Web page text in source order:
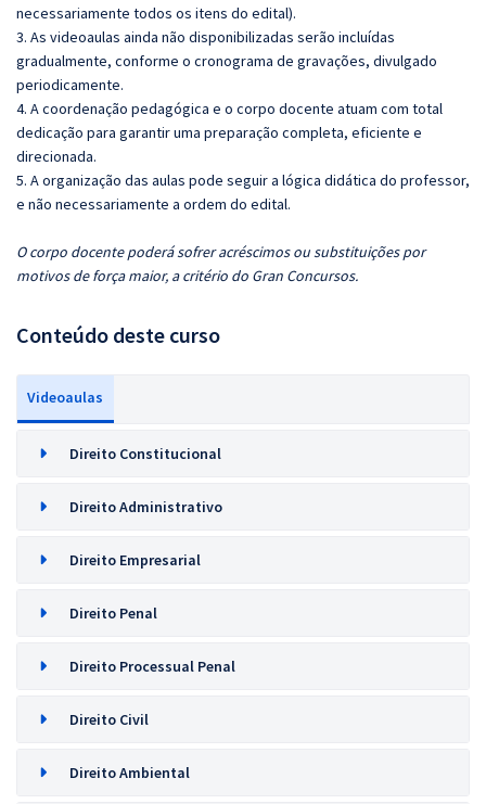
necessariamente todos os itens do edital).
3. As videoaulas ainda não disponibilizadas serão incluídas
gradualmente, conforme o cronograma de gravações, divulgado
periodicamente.
4. A coordenação pedagógica e o corpo docente atuam com total
dedicação para garantir uma preparação completa, eficiente e
direcionada.
5. A organização das aulas pode seguir a lógica didática do professor,
e não necessariamente a ordem do edital.
O corpo docente poderá sofrer acréscimos ou substituições por
motivos de força maior, a critério do Gran Concursos.
Conteúdo deste curso
Videoaulas
Direito Constitucional
Direito Administrativo
Direito Empresarial
Direito Penal
Direito Processual Penal
Direito Civil
Direito Ambiental